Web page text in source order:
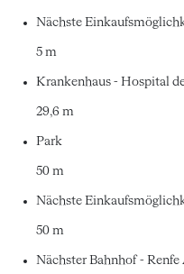
Nächste
5 m
Krankenhaus - Hospital
29,6 m
Park
50 m
Nächste
50 m
Nächster Bahnhof -